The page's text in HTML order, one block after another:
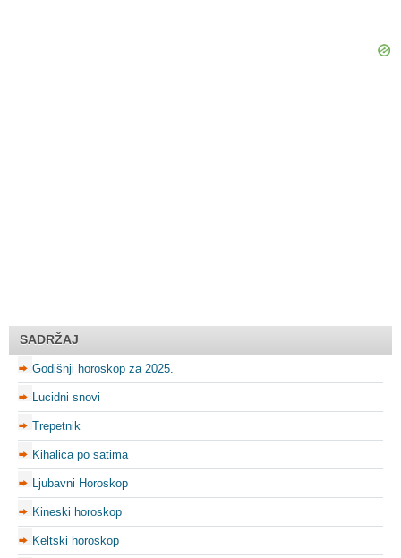
SADRŽAJ
Godišnji horoskop za 2025.
Lucidni snovi
Trepetnik
Kihalica po satima
Ljubavni Horoskop
Kineski horoskop
Keltski horoskop